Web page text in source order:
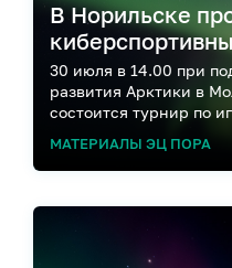
В Норильске
30 июля в 14.00 при
развития Арктики в
состоится турнир по
МАТЕРИАЛЫ ЭЦ ПОРА